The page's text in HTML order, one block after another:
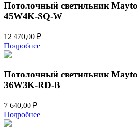
Потолочный светильник
45W4K-SQ-W
12 470,00 ₽
Подробнее
Потолочный светильник
36W3K-RD-B
7 640,00 ₽
Подробнее